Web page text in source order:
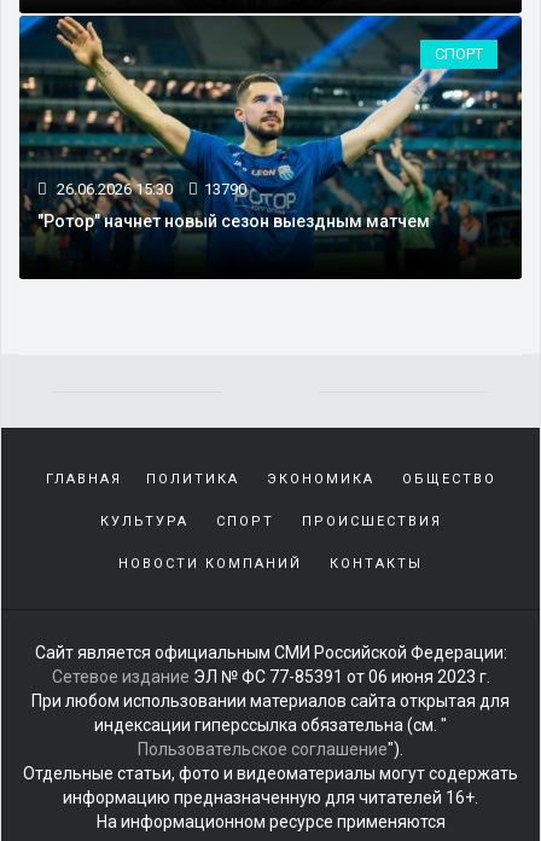
СПОРТ
26.06.2026 15:30 13790
"Ротор" начнет новый сезон выездным матчем
sürekli
beraber
geçirerek
izle
kadar
yakın
olan
arkadaşına
misafir
olarak
kalmaya
ГЛАВНАЯ ПОЛИТИКА ЭКОНОМИКА ОБЩЕСТВО
КУЛЬТУРА СПОРТ ПРОИСШЕСТВИЯ
НОВОСТИ КОМПАНИЙ КОНТАКТЫ
Сайт является официальным СМИ Российской Федерации:
Сетевое издание ЭЛ № ФС 77-85391 от 06 июня 2023 г.
При любом использовании материалов сайта открытая для
индексации гиперссылка обязательна (см. "
Пользовательское соглашение").
Отдельные статьи, фото и видеоматериалы могут содержать
информацию предназначенную для читателей 16+.
На информационном ресурсе применяются